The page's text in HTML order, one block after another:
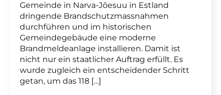
Gemeinde in Narva-Jõesuu in Estland
dringende Brandschutzmassnahmen
durchführen und im historischen
Gemeindegebäude eine moderne
Brandmeldeanlage installieren. Damit ist
nicht nur ein staatlicher Auftrag erfüllt. Es
wurde zugleich ein entscheidender Schritt
getan, um das 118 […]